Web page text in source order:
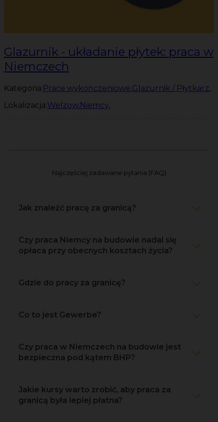
Glazurnik - układanie płytek: praca w
Niemczech
Kategoria:Prace wykończeniowe,Glazurnik / Płytkarz,
Lokalizacja:Welzow,Niemcy,
Najczęściej zadawane pytania (FAQ)
Jak znaleźć pracę za granicą?
Czy praca Niemcy na budowie nadal się
opłaca przy obecnych kosztach życia?
Gdzie do pracy za granicę?
Co to jest Gewerbe?
Czy praca w Niemczech na budowie jest
bezpieczna pod kątem BHP?
Jakie kursy warto zrobić, aby praca za
granicą była lepiej płatna?